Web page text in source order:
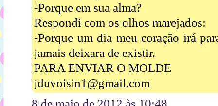
-Porque em sua alma?
Respondi com os olhos marejados:
-Porque um dia meu coração irá
jamais deixara de existir.
PARA ENVIAR O MOLDE
jduvoisin1@gmail.com
8 de maio de 2012 às 10:48